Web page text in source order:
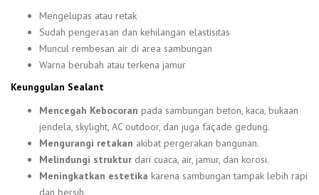
Mengelupas atau retak
Sudah pengerasan dan kehilangan elastisitas
Muncul rembesan air di area sambungan
Warna berubah atau terkena jamur
Keunggulan Sealant
Mencegah Kebocoran pada sambungan beton, kaca, bukaan
jendela, skylight, AC outdoor, dan juga façade gedung.
Mengurangi retakan akibat pergerakan bangunan.
Melindungi struktur dari cuaca, air, jamur, dan korosi.
Meningkatkan estetika karena sambungan tampak lebih rapi